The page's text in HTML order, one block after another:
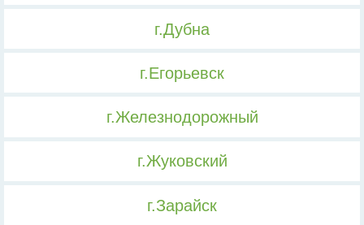
г.Дубна
г.Егорьевск
г.Железнодорожный
г.Жуковский
г.Зарайск